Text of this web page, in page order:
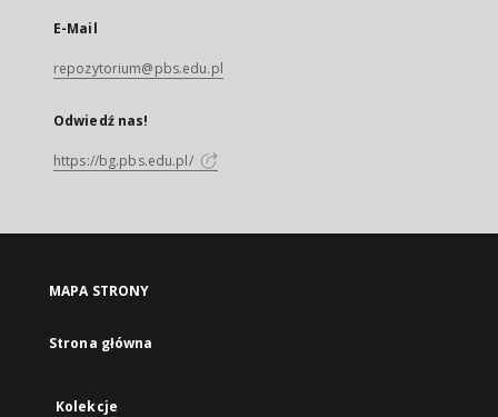
E-Mail
repozytorium@pbs.edu.pl
Odwiedź nas!
https://bg.pbs.edu.pl/
MAPA STRONY
Strona główna
Kolekcje